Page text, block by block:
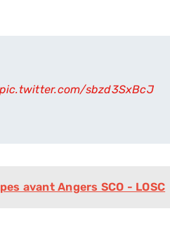
pic.twitter.com/sbzd3SxBcJ
avant Angers SCO - LOSC